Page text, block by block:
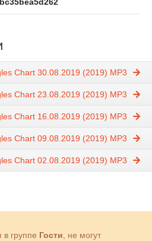
Chart 30.08.2019 (2019) MP3
Chart 23.08.2019 (2019) MP3
Chart 16.08.2019 (2019) MP3
Chart 09.08.2019 (2019) MP3
Chart 02.08.2019 (2019) MP3
группе Гости, не могут